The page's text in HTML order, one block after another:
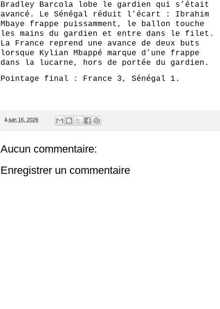
Bradley Barcola lobe le gardien qui s’était
avancé. Le Sénégal réduit l’écart : Ibrahim
Mbaye frappe puissamment, le ballon touche
les mains du gardien et entre dans le filet.
La France reprend une avance de deux buts
lorsque Kylian Mbappé marque d’une frappe
dans la lucarne, hors de portée du gardien.
Pointage final : France 3, Sénégal 1.
à juin 16, 2026
Aucun commentaire:
Enregistrer un commentaire